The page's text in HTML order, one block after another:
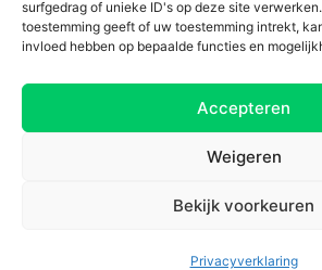
surfgedrag of unieke ID's op deze site
toestemming geeft of uw toestemming intrekt,
invloed hebben op bepaalde functies en
Accepteren
Weigeren
Bekijk voorkeuren
Privacyverklaring
1062 KR Amsterdam